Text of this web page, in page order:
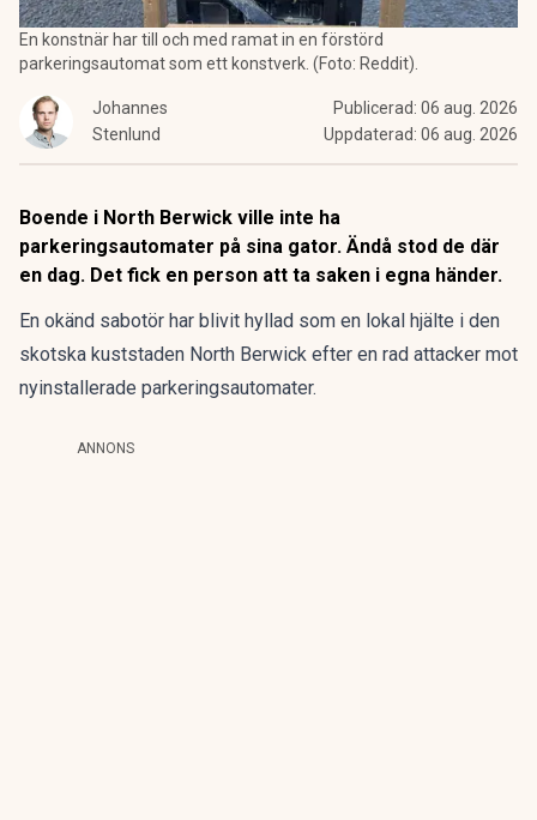
En konstnär har till och med ramat in en förstörd
parkeringsautomat som ett konstverk. (Foto: Reddit).
Johannes
Stenlund
Publicerad: 06 aug. 2026
Uppdaterad: 06 aug. 2026
Boende i North Berwick ville inte ha
parkeringsautomater på sina gator. Ändå stod de där
en dag. Det fick en person att ta saken i egna händer.
En okänd sabotör har blivit hyllad som en lokal hjälte i den
skotska kuststaden North Berwick efter en rad attacker mot
nyinstallerade parkeringsautomater.
ANNONS